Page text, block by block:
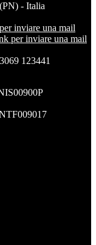
- Italia
inviare una mail
per inviare una mail
123441